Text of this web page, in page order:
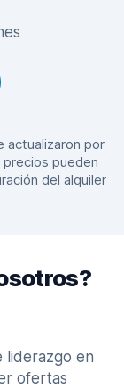
actualizaron por
pueden
del alquiler
liderazgo en
ofertas